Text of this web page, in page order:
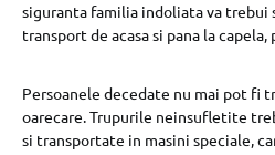
siguranta familia indoliata va trebui
transport de acasa si pana la
Persoanele decedate nu mai pot fi
oarecare. Trupurile neinsufletite
si transportate in masini speciale,